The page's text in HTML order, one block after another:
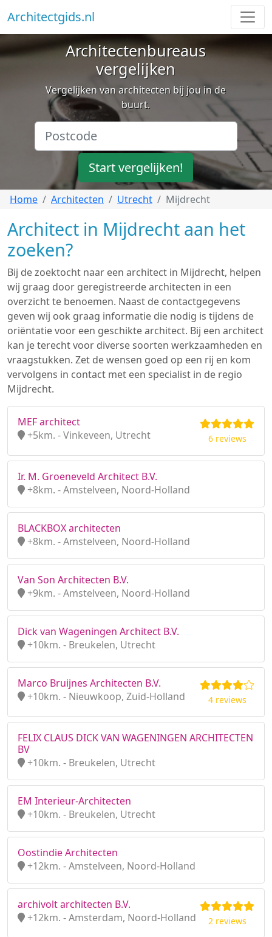
Architectgids.nl
Architectenbureaus
vergelijken
Vergelijken van architecten bij jou in de
buurt.
Start vergelijken!
Home Architecten Utrecht Mijdrecht
Architect in Mijdrecht aan het
zoeken?
Bij de zoektocht naar een architect in Mijdrecht, helpen
wij graag door geregistreerde architecten in een
overzicht te benoemen. Naast de contactgegevens
geven wij ook graag informatie die nodig is tijdens de
oriëntatie voor een geschikte architect. Bij een architect
kan je terecht voor diverse soorten werkzaamheden en
vraagstukken. Zet de wensen goed op een rij en kom
vervolgens in contact met een specialist in de regio
Mijdrecht.
MEF architect
+5km. - Vinkeveen, Utrecht
6 reviews
Ir. M. Groeneveld Architect B.V.
+8km. - Amstelveen, Noord-Holland
BLACKBOX architecten
+8km. - Amstelveen, Noord-Holland
Van Son Architecten B.V.
+9km. - Amstelveen, Noord-Holland
Dick van Wageningen Architect B.V.
+10km. - Breukelen, Utrecht
Marco Bruijnes Architecten B.V.
+10km. - Nieuwkoop, Zuid-Holland
4 reviews
FELIX CLAUS DICK VAN WAGENINGEN ARCHITECTEN
BV
+10km. - Breukelen, Utrecht
EM Interieur-Architecten
+10km. - Breukelen, Utrecht
Oostindie Architecten
+12km. - Amstelveen, Noord-Holland
archivolt architecten B.V.
+12km. - Amsterdam, Noord-Holland
2 reviews